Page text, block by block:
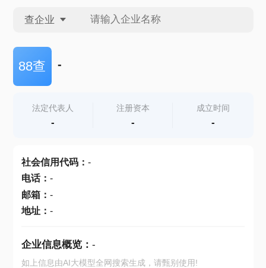
查企业
查企业
查产地
88查 -
法定代表人
-
注册资本
-
成立时间
-
社会信用代码： -
电话： -
邮箱： -
地址： -
企业信息概览： -
如上信息由AI大模型全网搜索生成，请甄别使用!